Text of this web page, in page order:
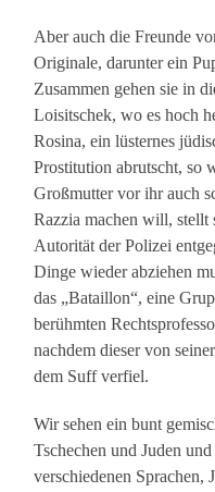
Aber auch die Freunde
Originale, darunter ein
Zusammen gehen sie in
Loisitschek, wo es hoch
Rosina, ein lüsternes
Prostitution abrutscht, so
Großmutter vor ihr auch
Razzia machen will, stellt
Autorität der Polizei
Dinge wieder abziehen
das „Bataillon“, eine
berühmten
nachdem dieser von
dem Suff verfiel.
Wir sehen ein bunt
Tschechen und Juden
verschiedenen Sprachen,